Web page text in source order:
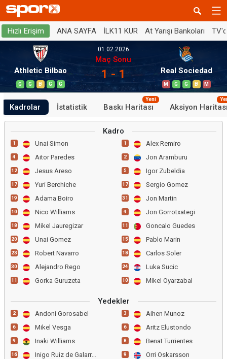
Hızlı Erişim ANA SAYFA İLK11 KUR At Yarışı Bankoları
Athletic Bilbao
G G B G G
01.02.2026
Maç Sonu
1 - 1 Real Sociedad
M G G B M
Kadrolar İstatistik Baskı Haritası
Yeni
Aksiyon
Kadro
1 Unai Simon
4 Aitor Paredes
12 Jesus Areso
17 Yuri Berchiche
19 Adama Boiro
10 Nico Williams
18 Mikel Jauregizar
20 Unai Gomez
23 Robert Navarro
30 Alejandro Rego
11 Gorka Guruzeta
1 Alex Remiro
2 Jon Aramburu
5 Igor Zubeldia
17 Sergio Gomez
31 Jon Martin
4 Jon Gorrotxategi
11 Goncalo Guedes
15 Pablo Marin
18 Carlos Soler
24 Luka Sucic
10 Mikel Oyarzabal
Yedekler
2 Andoni Gorosabel
6 Mikel Vesga
9 Inaki Williams
16 Inigo Ruiz de Galarreta
3 Aihen Munoz
6 Aritz Elustondo
8 Benat Turrientes
9 Orri Oskarsson